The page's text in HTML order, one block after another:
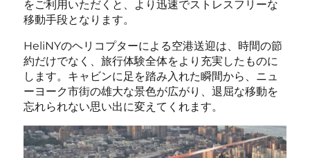
をご利用いただくと、より迅速でストレスフリーな
移動手段となります。
HeliNYのヘリコプターによる空港送迎は、時間の節
約だけでなく、旅行体験全体をより充実したものに
します。キャビンに足を踏み入れた瞬間から、ニュ
ーヨーク市街の雄大な景色が広がり、退屈な移動を
忘れられない思い出に変えてくれます。